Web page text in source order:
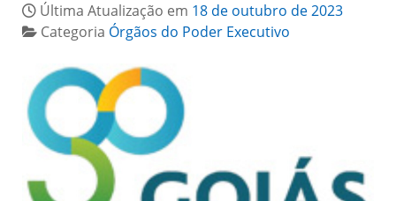
Última Atualização em 18 de outubro de 2023
Categoria Órgãos do Poder Executivo